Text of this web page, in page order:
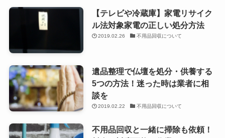
【テレビや冷蔵庫】家電リサイク
ル法対象家電の正しい処分方法
2019.02.26 不用品回収について
遺品整理で仏壇を処分・供養する
5つの方法！迷った時は業者に相
談を
2019.02.22 不用品回収について
不用品回収と一緒に掃除も依頼！